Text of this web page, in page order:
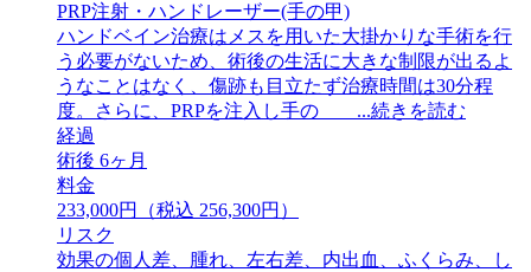
PRP注射・ハンドレーザー(手の甲)
ハンドベイン治療はメスを用いた大掛かりな手術を行
う必要がないため、術後の生活に大きな制限が出るよ
うなことはなく、傷跡も目立たず治療時間は30分程
度。さらに、PRPを注入し手の ...続きを読む
経過
術後 6ヶ月
料金
233,000円（税込 256,300円）
リスク
効果の個人差、腫れ、左右差、内出血、ふくらみ、し